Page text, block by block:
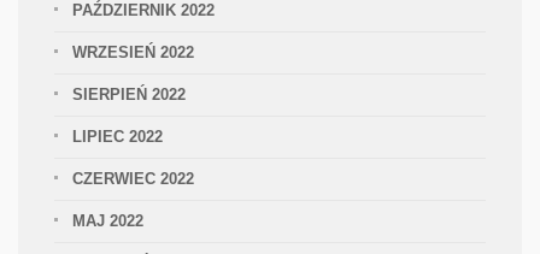
PAŹDZIERNIK 2022
WRZESIEŃ 2022
SIERPIEŃ 2022
LIPIEC 2022
CZERWIEC 2022
MAJ 2022